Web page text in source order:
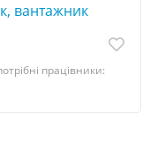
вантажник
працівники: